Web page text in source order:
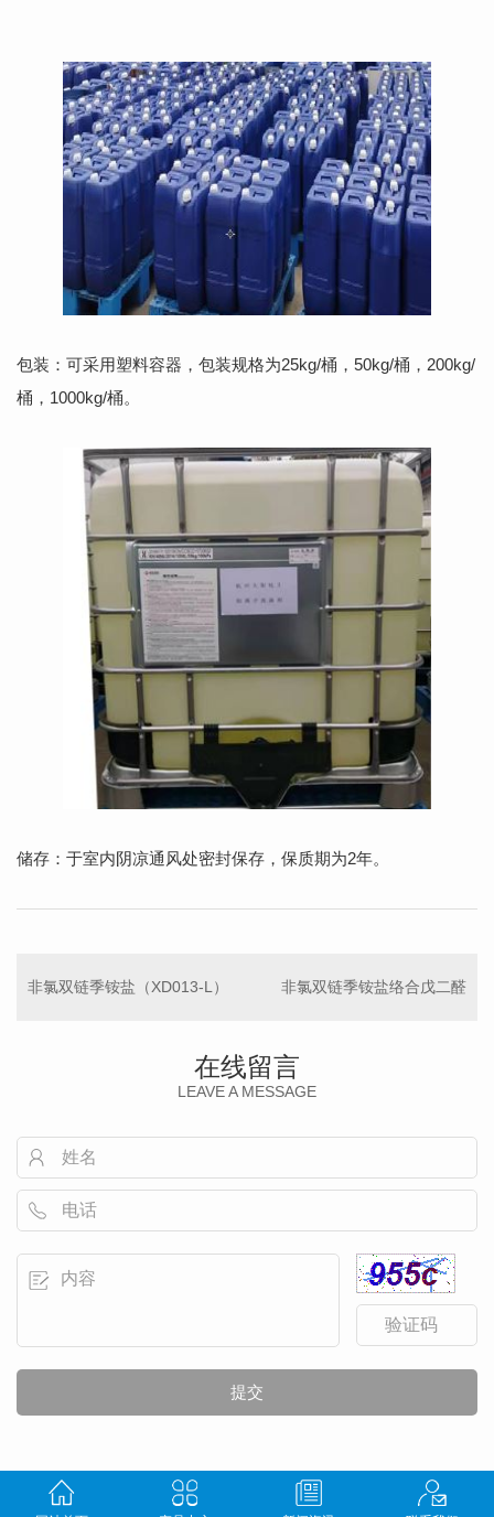
包装：可采用塑料容器，包装规格为25kg/桶，50kg/桶，200kg/
桶，1000kg/桶。
储存：于室内阴凉通风处密封保存，保质期为2年。
非氯双链季铵盐（XD013-L） 非氯双链季铵盐络合戊二醛
在线留言
LEAVE A MESSAGE